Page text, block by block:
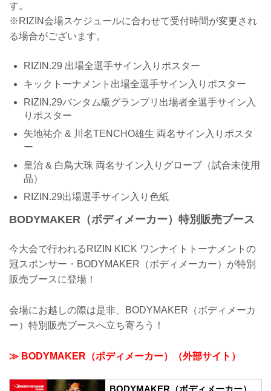
す。
※RIZIN会場スケジュールに合わせて受付時間が変更され
る場合がございます。
RIZIN.29 出場全選手サイン入りポスター
キックトーナメント出場全選手サイン入りポスター
RIZIN.29バンタム級グランプリ出場者全選手サイン入
りポスター
矢地祐介 & 川名TENCHO雄生 両名サイン入りポスタ
ー
皇治 & 白鳥大珠 両名サイン入りグローブ（試合未使用
品）
RIZIN.29出場選手サイン入り色紙
BODYMAKER（ボディメーカー）特別販売ブース
今大会で行われるRIZIN KICK ワンナイトトーナメントの
冠スポンサー・BODYMAKER（ボディメーカー）が特別
販売ブースに登場！
会場にお越しの際は是非、BODYMAKER（ボディメーカ
ー）特別販売ブースへ立ち寄ろう！
≫ BODYMAKER（ボディメーカー）（外部サイト）